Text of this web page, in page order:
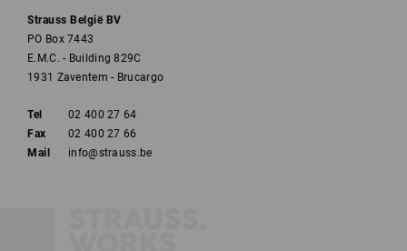
Strauss België BV
PO Box 7443
E.M.C. - Building 829C
1931 Zaventem - Brucargo
Tel
02 400 27 64
Fax
02 400 27 66
Mail
info@strauss.be